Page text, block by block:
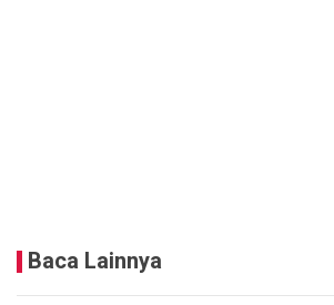
Baca Lainnya